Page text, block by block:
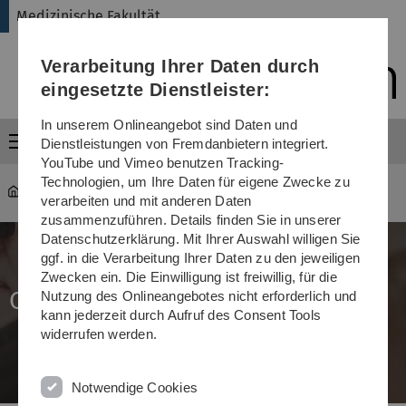
Direkt
Direkt
Direkt
(Sprache,
Drucken,
Media)
Direkt
Direkt
Medizinische Fakultät
Menü
Medizinische Fakultät Chancengleichheit
Chancen­gleichheit
Verarbeitung Ihrer Daten durch
eingesetzte Dienstleister:
In unserem Onlineangebot sind Daten und
Dienstleistungen von Fremdanbietern integriert.
YouTube und Vimeo benutzen Tracking-
Technologien, um Ihre Daten für eigene Zwecke zu
verarbeiten und mit anderen Daten
zusammenzuführen. Details finden Sie in unserer
Datenschutzerklärung. Mit Ihrer Auswahl willigen Sie
ggf. in die Verarbeitung Ihrer Daten zu den jeweiligen
Zwecken ein. Die Einwilligung ist freiwillig, für die
Nutzung des Onlineangebotes nicht erforderlich und
kann jederzeit durch Aufruf des Consent Tools
widerrufen werden.
Notwendige Cookies